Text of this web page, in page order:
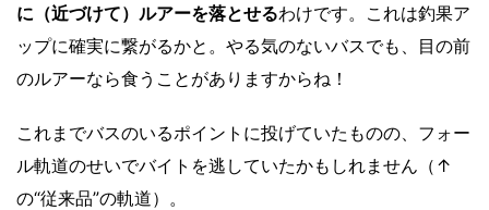
に（近づけて）ルアーを落とせるわけです。これは釣果ア
ップに確実に繋がるかと。やる気のないバスでも、目の前
のルアーなら食うことがありますからね！
これまでバスのいるポイントに投げていたものの、フォー
ル軌道のせいでバイトを逃していたかもしれません（↑
の“従来品”の軌道）。